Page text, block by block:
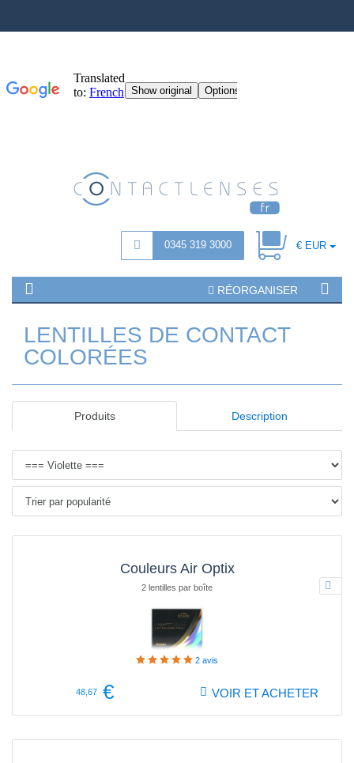
0345 319 3000 € EUR
RÉORGANISER
LENTILLES DE CONTACT
COLORÉES
Produits Description
Couleurs Air Optix
2 lentilles par boîte
2 avis
48,67 € VOIR ET ACHETER